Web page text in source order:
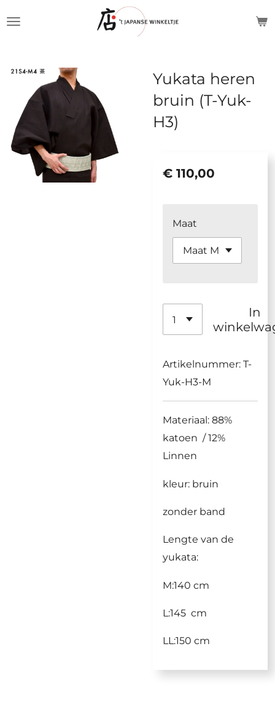
de
hoofdinhoud
Yukata heren
bruin (T-Yuk-
H3)
€ 110,00
Maat
In
Artikelnummer: T-
Yuk-H3-M
Materiaal: 88%
katoen / 12%
Linnen
kleur: bruin
zonder band
Lengte van de
yukata:
M:140 cm
L:145 cm
LL:150 cm